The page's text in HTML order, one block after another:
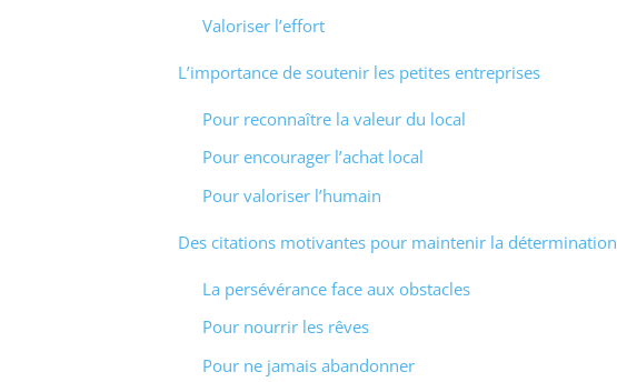
Valoriser l’effort
L’importance de soutenir les petites entreprises
Pour reconnaître la valeur du local
Pour encourager l’achat local
Pour valoriser l’humain
Des citations motivantes pour maintenir la détermination
La persévérance face aux obstacles
Pour nourrir les rêves
Pour ne jamais abandonner